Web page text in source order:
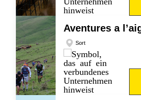
Aventures a
Sort